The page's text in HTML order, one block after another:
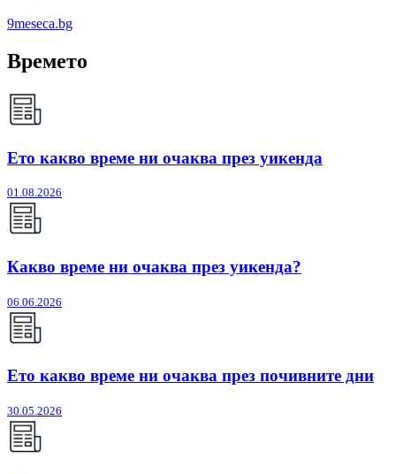
9meseca.bg
Времето
Ето какво време ни очаква през уикенда
01.08.2026
Какво време ни очаква през уикенда?
06.06.2026
Ето какво време ни очаква през почивните дни
30.05.2026